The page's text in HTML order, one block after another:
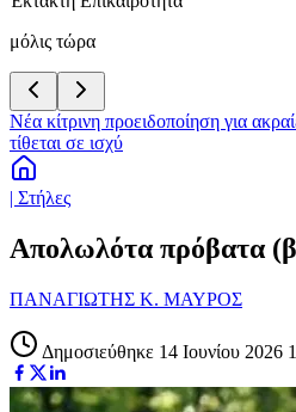
μόλις τώρα
Νέα κίτρινη προειδοποίηση για
τίθεται σε ισχύ
| Στήλες
Απολωλότα πρόβατα
ΠΑΝΑΓΙΩΤΗΣ Κ. ΜΑΥΡΟΣ
Δημοσιεύθηκε 14 Ιουνίου 2026